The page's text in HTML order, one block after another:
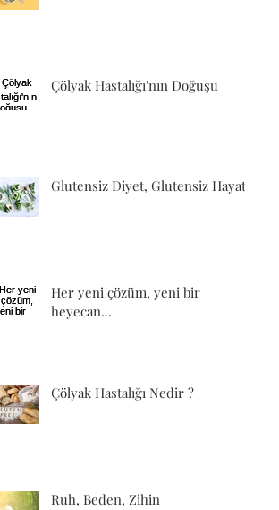
Çölyak Hastalığı'nın Doğuşu
Glutensiz Diyet, Glutensiz Hayat
Her yeni çözüm, yeni bir
heyecan...
Çölyak Hastalığı Nedir ?
Ruh, Beden, Zihin